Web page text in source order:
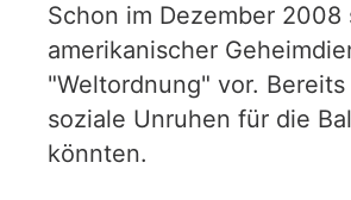
Schon im Dezember
amerikanischer
"Weltordnung" vor.
soziale Unruhen für die
könnten.